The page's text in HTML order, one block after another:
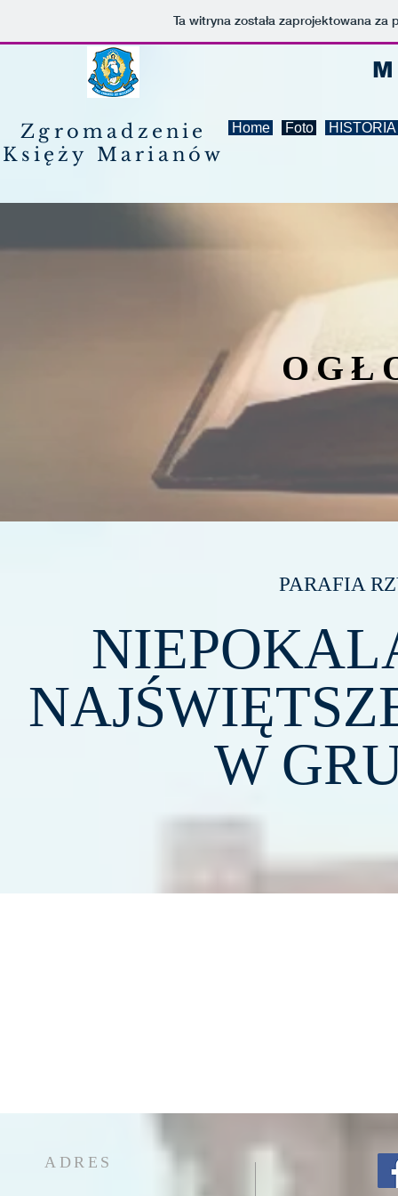
Ta witryna została zaprojektowana
Zgromadzenie
Księży Marianów
Home Foto HISTORIA
PARAFIA
W
ADRES